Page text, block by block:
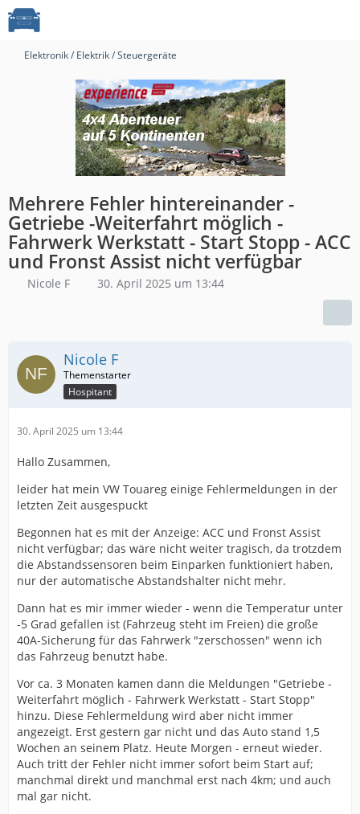
Elektronik / Elektrik / Steuergeräte
Mehrere Fehler hintereinander -
Getriebe -Weiterfahrt möglich -
Fahrwerk Werkstatt - Start Stopp - ACC
und Fronst Assist nicht verfügbar
Nicole F 30. April 2025 um 13:44
Nicole F
Hospitant
30. April 2025 um 13:44
Hallo Zusammen,
leider hat mein VW Touareg einige Fehlermeldungen in der
letzten Zeit ausgespuckt
Begonnen hat es mit der Anzeige: ACC und Fronst Assist
nicht verfügbar; das wäre nicht weiter tragisch, da trotzdem
die Abstandssensoren beim Einparken funktioniert haben,
nur der automatische Abstandshalter nicht mehr.
Dann hat es mir immer wieder - wenn die Temperatur unter
-5 Grad gefallen ist (Fahrzeug steht im Freien) die große
40A-Sicherung für das Fahrwerk "zerschossen" wenn ich
das Fahrzeug benutzt habe.
Vor ca. 3 Monaten kamen dann die Meldungen "Getriebe -
Weiterfahrt möglich - Fahrwerk Werkstatt - Start Stopp"
hinzu. Diese Fehlermeldung wird aber nicht immer
angezeigt. Erst gestern gar nicht und das Auto stand 1,5
Wochen an seinem Platz. Heute Morgen - erneut wieder.
Auch tritt der Fehler nicht immer sofort beim Start auf;
manchmal direkt und manchmal erst nach 4km; und auch
mal gar nicht.